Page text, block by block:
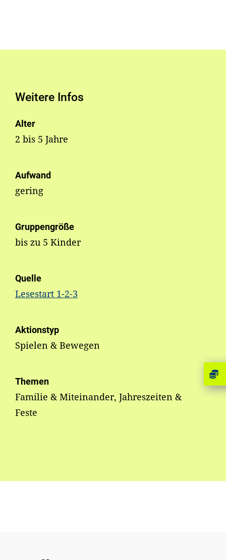
Weitere Infos
Alter
2 bis 5 Jahre
Aufwand
gering
Gruppengröße
bis zu 5 Kinder
Quelle
Lesestart 1-2-3
Aktionstyp
Spielen & Bewegen
Themen
Familie & Miteinander, Jahreszeiten &
Feste